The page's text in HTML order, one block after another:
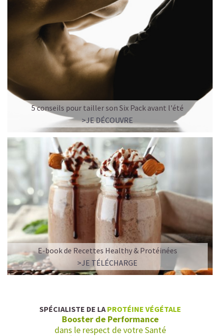
5 conseils pour tailler son Six Pack avant l'été
>JE DÉCOUVRE
E-book de Recettes Healthy & Protéinées
>JE TÉLÉCHARGE
SPÉCIALISTE DE LA PROTÉINE VÉGÉTALE
Booster de Performance
dans le respect de votre Santé